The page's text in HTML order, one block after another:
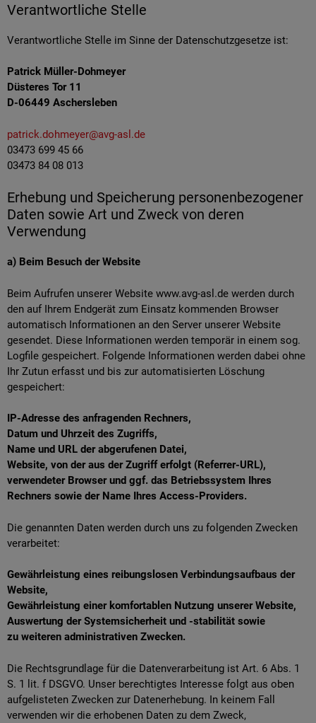
Verantwortliche Stelle
Verantwortliche Stelle im Sinne der Datenschutzgesetze ist:
Patrick Müller-Dohmeyer
Düsteres Tor 11
D-06449 Aschersleben
patrick.dohmeyer@avg-asl.de
03473 699 45 66
03473 84 08 013
Erhebung und Speicherung personenbezogener
Daten sowie Art und Zweck von deren
Verwendung
a) Beim Besuch der Website
Beim Aufrufen unserer Website www.avg-asl.de werden durch
den auf Ihrem Endgerät zum Einsatz kommenden Browser
automatisch Informationen an den Server unserer Website
gesendet. Diese Informationen werden temporär in einem sog.
Logfile gespeichert. Folgende Informationen werden dabei ohne
Ihr Zutun erfasst und bis zur automatisierten Löschung
gespeichert:
IP-Adresse des anfragenden Rechners,
Datum und Uhrzeit des Zugriffs,
Name und URL der abgerufenen Datei,
Website, von der aus der Zugriff erfolgt (Referrer-URL),
verwendeter Browser und ggf. das Betriebssystem Ihres
Rechners sowie der Name Ihres Access-Providers.
Die genannten Daten werden durch uns zu folgenden Zwecken
verarbeitet:
Gewährleistung eines reibungslosen Verbindungsaufbaus der
Website,
Gewährleistung einer komfortablen Nutzung unserer Website,
Auswertung der Systemsicherheit und -stabilität sowie
zu weiteren administrativen Zwecken.
Die Rechtsgrundlage für die Datenverarbeitung ist Art. 6 Abs. 1
S. 1 lit. f DSGVO. Unser berechtigtes Interesse folgt aus oben
aufgelisteten Zwecken zur Datenerhebung. In keinem Fall
verwenden wir die erhobenen Daten zu dem Zweck,